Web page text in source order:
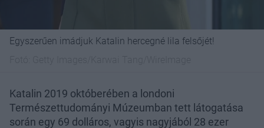
Egyszerűen imádjuk Katalin hercegné lila felsőjét!
Katalin 2019 októberében a londoni
Természettudományi Múzeumban tett látogatása
során egy 69 dolláros, vagyis nagyjából 28 ezer